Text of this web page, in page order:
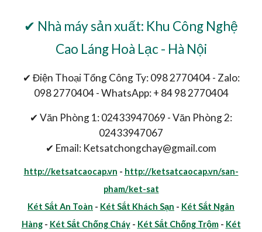
✔ Nhà máy sản xuất: Khu Công Nghệ
Cao Láng Hoà Lạc - Hà Nội
✔ Điện Thoại Tổng Công Ty: 098 2770404 - Zalo:
098 2770404 - WhatsApp: + 84 98 2770404
✔ Văn Phòng 1: 02433947069 - Văn Phòng 2:
02433947067
✔ Email: Ketsatchongchay@gmail.com
http://ketsatcaocap.vn - http://ketsatcaocap.vn/san-
pham/ket-sat
Két Sắt An Toàn - Két Sắt Khách Sạn - Két Sắt Ngân
Hàng- Két Sắt Chống Cháy- Két Sắt Chống Trộm- Két